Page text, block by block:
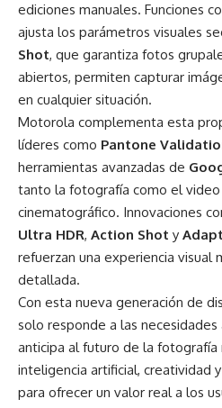
ediciones manuales. Funciones
ajusta los parámetros visuales
Shot, que garantiza fotos
abiertos, permiten capturar
en cualquier situación.
Motorola complementa esta
líderes como Pantone
herramientas avanzadas de
tanto la fotografía como el video
cinematográfico. Innovaciones
Ultra HDR, Action Shot y
refuerzan una experiencia visual
detallada.
Con esta nueva generación de
solo responde a las necesidades
anticipa al futuro de la fotografía
inteligencia artificial, creatividad
para ofrecer un valor real a los